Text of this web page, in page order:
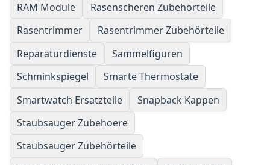
RAM Module
Rasenscheren Zubehörteile
Rasentrimmer
Rasentrimmer Zubehörteile
Reparaturdienste
Sammelfiguren
Schminkspiegel
Smarte Thermostate
Smartwatch Ersatzteile
Snapback Kappen
Staubsauger Zubehoere
Staubsauger Zubehörteile